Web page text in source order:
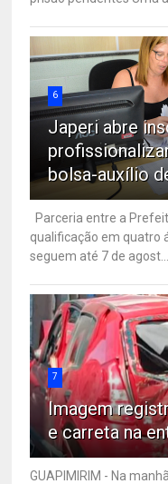
6
Japeri abre
bolsa-auxílio
Parceria entre a
qualificação em quatro
seguem até 7 de agost...
7
Imagem
e carreta na
GUAPIMIRIM - Na